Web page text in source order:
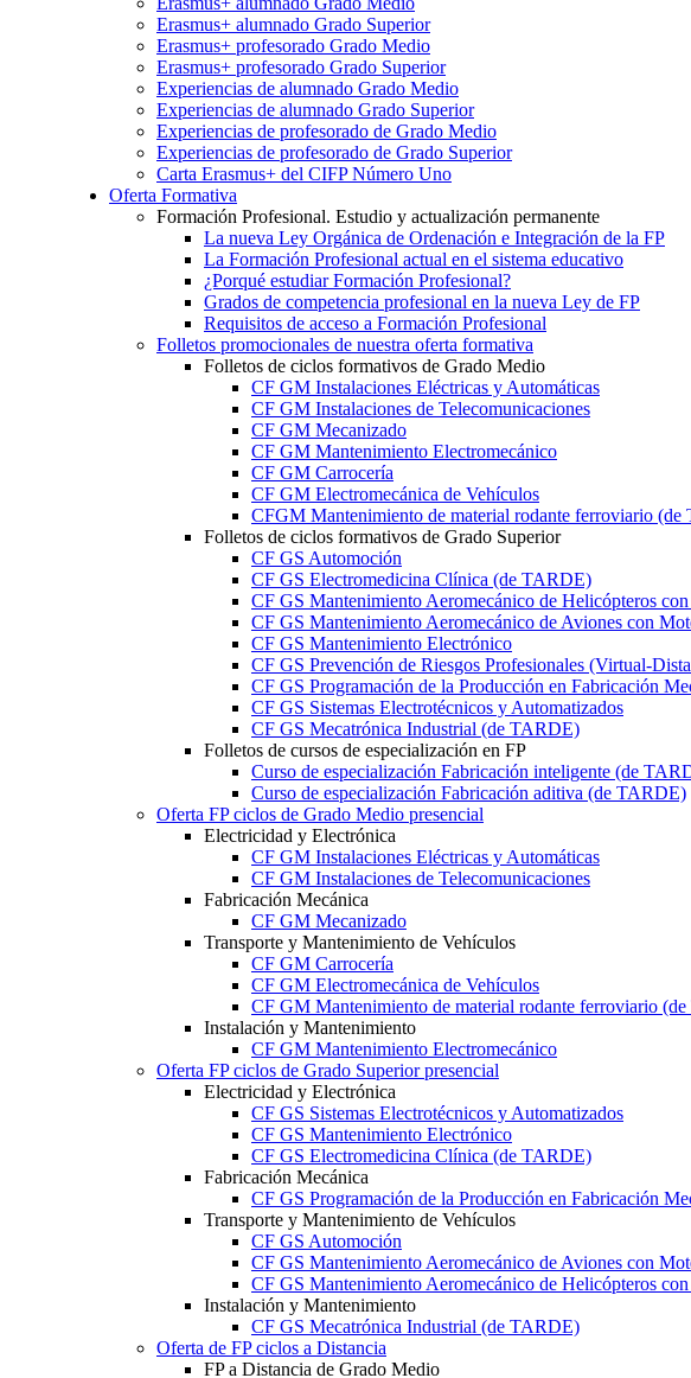
Erasmus+ alumnado Grado Superior
Erasmus+ profesorado Grado Medio
Erasmus+ profesorado Grado Superior
Experiencias de alumnado Grado Medio
Experiencias de alumnado Grado Superior
Experiencias de profesorado de Grado Medio
Experiencias de profesorado de Grado Superior
Carta Erasmus+ del CIFP Número Uno
Oferta Formativa
Formación Profesional. Estudio y actualización permanente
La nueva Ley Orgánica de Ordenación e Integración de la FP
La Formación Profesional actual en el sistema educativo
¿Porqué estudiar Formación Profesional?
Grados de competencia profesional en la nueva Ley de FP
Requisitos de acceso a Formación Profesional
Folletos promocionales de nuestra oferta formativa
Folletos de ciclos formativos de Grado Medio
CF GM Instalaciones Eléctricas y Automáticas
CF GM Instalaciones de Telecomunicaciones
CF GM Mecanizado
CF GM Mantenimiento Electromecánico
CF GM Carrocería
CF GM Electromecánica de Vehículos
CFGM Mantenimiento de material rodante ferroviario
Folletos de ciclos formativos de Grado Superior
CF GS Automoción
CF GS Electromedicina Clínica (de TARDE)
CF GS Mantenimiento Aeromecánico de Helicópteros
CF GS Mantenimiento Aeromecánico de Aviones con
CF GS Mantenimiento Electrónico
CF GS Prevención de Riesgos Profesionales (Virtual-
CF GS Programación de la Producción en Fabricación
CF GS Sistemas Electrotécnicos y Automatizados
CF GS Mecatrónica Industrial (de TARDE)
Folletos de cursos de especialización en FP
Curso de especialización Fabricación inteligente (de
Curso de especialización Fabricación aditiva (de TARDE)
Oferta FP ciclos de Grado Medio presencial
Electricidad y Electrónica
CF GM Instalaciones Eléctricas y Automáticas
CF GM Instalaciones de Telecomunicaciones
Fabricación Mecánica
CF GM Mecanizado
Transporte y Mantenimiento de Vehículos
CF GM Carrocería
CF GM Electromecánica de Vehículos
CF GM Mantenimiento de material rodante ferroviario
Instalación y Mantenimiento
CF GM Mantenimiento Electromecánico
Oferta FP ciclos de Grado Superior presencial
Electricidad y Electrónica
CF GS Sistemas Electrotécnicos y Automatizados
CF GS Mantenimiento Electrónico
CF GS Electromedicina Clínica (de TARDE)
Fabricación Mecánica
CF GS Programación de la Producción en Fabricación
Transporte y Mantenimiento de Vehículos
CF GS Automoción
CF GS Mantenimiento Aeromecánico de Aviones con
CF GS Mantenimiento Aeromecánico de Helicópteros
Instalación y Mantenimiento
CF GS Mecatrónica Industrial (de TARDE)
Oferta de FP ciclos a Distancia
FP a Distancia de Grado Medio